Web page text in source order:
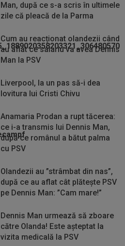
Man, după ce s-a scris în ultimele
zile că pleacă de la Parma
Cum au reacționat olandezii când
au aflat ce salariu va avea Dennis
Man la PSV
Liverpool, la un pas să-i dea
lovitura lui Cristi Chivu
Anamaria Prodan a rupt tăcerea:
ce i-a transmis lui Dennis Man,
după ce românul a bătut palma
cu PSV
Olandezii au ”strâmbat din nas”,
după ce au aflat cât plătește PSV
pe Dennis Man: ”Cam mare!”
Dennis Man urmează să zboare
către Olanda! Este așteptat la
vizita medicală la PSV